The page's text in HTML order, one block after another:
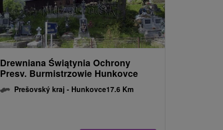
Drewniana Świątynia Ochrony
Presv. Burmistrzowie Hunkovce
Prešovský kraj - Hunkovce17.6 Km